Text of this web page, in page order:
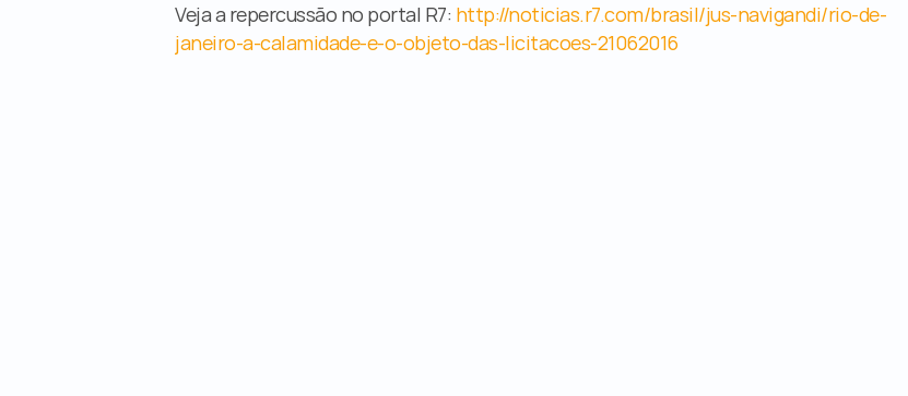
Veja a repercussão no portal R7: http://noticias.r7.com/brasil/jus-navigandi/rio-de-
janeiro-a-calamidade-e-o-objeto-das-licitacoes-21062016